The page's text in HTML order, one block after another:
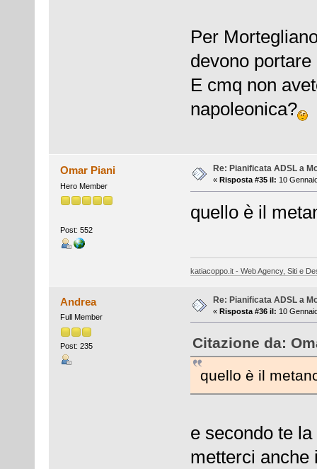
Per
devono
E cmq non
napoleonica?
Omar Piani
Hero Member
Post: 552
Re: Pianificata ADSL a
« Risposta #35 il: 10
quello è il
katiacoppo.it - Web Agency, Siti e
Andrea
Full Member
Post: 235
Re: Pianificata ADSL a
« Risposta #36 il: 10
Citazione da:
quello è il
e secondo te
metterci anche